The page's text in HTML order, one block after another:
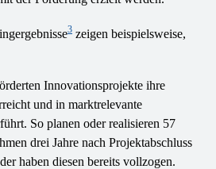
3 zeigen beispielsweise,
Innovationsprojekte ihre
und in marktrelevante
So planen oder realisieren 57
drei Jahre nach Projektabschluss
haben diesen bereits vollzogen.